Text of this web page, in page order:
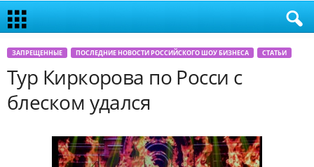
ЗАПРЕЩЕННЫЕ ПОСЛЕДНИЕ НОВОСТИ РОССИЙСКОГО ШОУ БИЗНЕСА СТАТЬИ
Тур Киркорова по Росси с
блеском удался